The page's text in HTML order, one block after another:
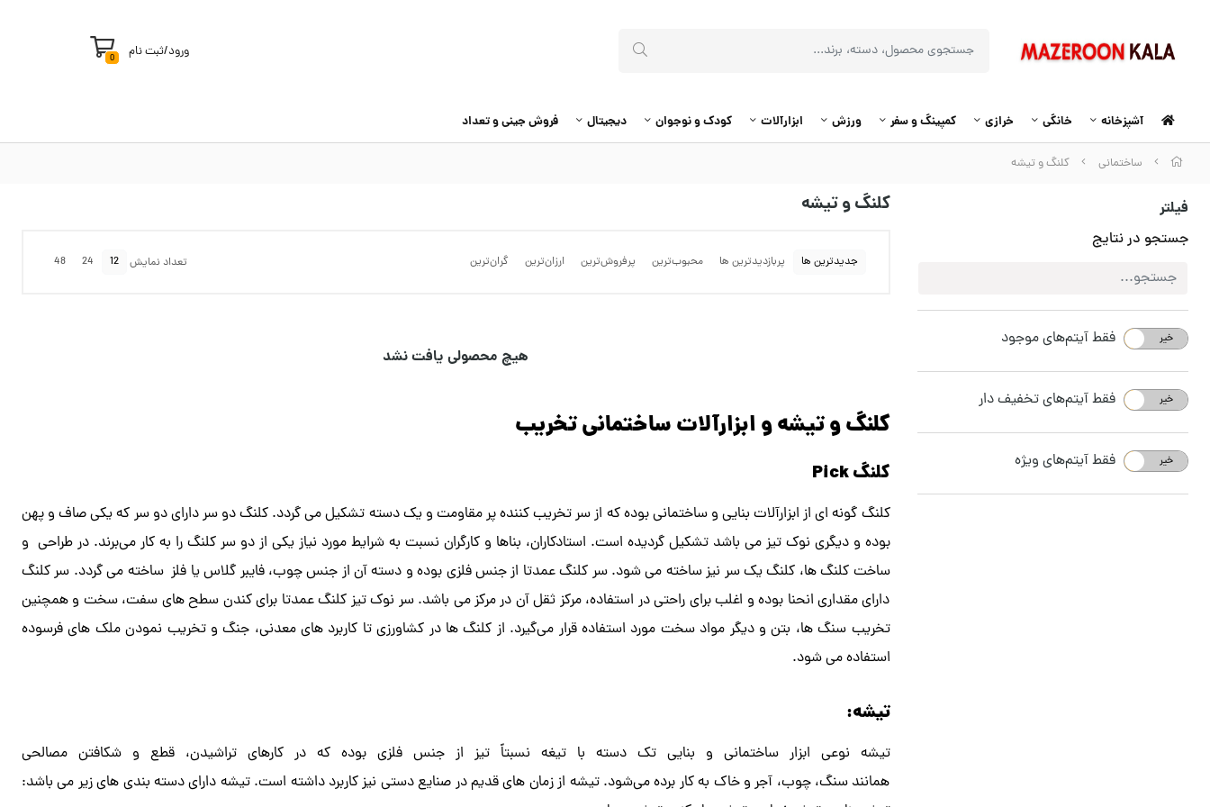
ورود/ثبت نام 0
آشپزخانه خانگی خرازی کمپینگ و سفر ورزش ابزارآلات کودک و نوجوان دیجیتال فروش جینی و تعداد
ساختمانی کلنگ و تیشه
فیلتر
جستجو در نتایج
بله خیر فقط آیتم‌های موجود
بله خیر فقط آیتم‌های تخفیف دار
بله خیر فقط آیتم‌های ویژه
کلنگ و تیشه
جدیدترین ها پربازدیدترین ها محبوب‌‌ترین پرفروش‌ترین ارزان‌ترین گران‌ترین تعداد نمایش 12
24
48
هیچ محصولی یافت نشد
کلنگ و تیشه و ابزارآلات ساختمانی تخریب
کلنگPick
کلنگ گونه ای از ابزارآلات بنایی و ساختمانی بوده که از سر تخریب کننده پر مقاومت و یک دسته تشکیل می گردد. کلنگ دو سر دارای دو سر که یکی صاف و پهن
بوده و دیگری نوک تیز می باشد تشکیل گردیده است. استادکاران، بناها و کارگران نسبت به شرایط مورد نیاز یکی از دو سر کلنگ را به کار می‌برند. در طراحی و
ساخت کلنگ ها، کلنگ یک سر نیز ساخته می شود. سر کلنگ عمدتا از جنس فلزی بوده و دسته‌ آن از جنس چوب، فایبر گلاس یا فلز ساخته می گردد. سر کلنگ
دارای مقداری انحنا بوده و اغلب برای راحتی در استفاده، مرکز ثقل آن در مرکز می باشد. سر نوک تیز کلنگ عمدتا برای کندن سطح های سفت، سخت و همچنین
تخریب سنگ ها، بتن و دیگر مواد سخت مورد استفاده قرار می‌گیرد. از کلنگ ها در کشاورزی تا کاربرد های معدنی، جنگ و تخریب نمودن ملک های فرسوده
استفاده می شود.
تیشه:
تیشه نوعی ابزار ساختمانی و بنایی تک‌ دسته با تیغه نسبتاً تیز از جنس فلزی بوده که در کارهای تراشیدن، قطع و شکافتن مصالحی
همانند سنگ، چوب، آجر و خاک به کار برده می‌شود. تیشه از زمان های قدیم در صنایع دستی نیز کاربرد داشته است. تیشه دارای دسته بندی های زیر می باشد: